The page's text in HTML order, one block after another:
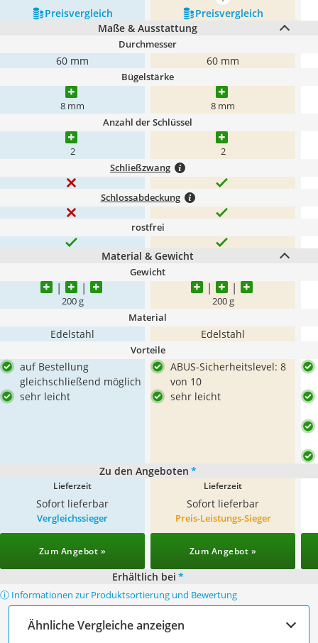
Preis­vergleich
Preis­vergleich
Maße & Ausstattung
Durchmesser
60 mm 60 mm
Bügelstärke
8 mm 8 mm
Anzahl der Schlüssel
2 2
Schließzwang
Schlossabdeckung
rostfrei
Material & Gewicht
Gewicht
200 g 200 g
Material
Edelstahl Edelstahl
Vorteile
auf Bestellung
gleichschließend möglich
sehr leicht
ABUS-Sicherheitslevel: 8
von 10
sehr leicht
Zu den Angeboten *
Lieferzeit
Sofort lieferbar
Lieferzeit
Sofort lieferbar
Vergleichssieger
Zum Angebot »
Preis-Leistungs-Sieger
Zum Angebot »
Erhältlich bei *
ⓘ Informationen zur Produktsortierung und Bewertung
Ähnliche Vergleiche anzeigen